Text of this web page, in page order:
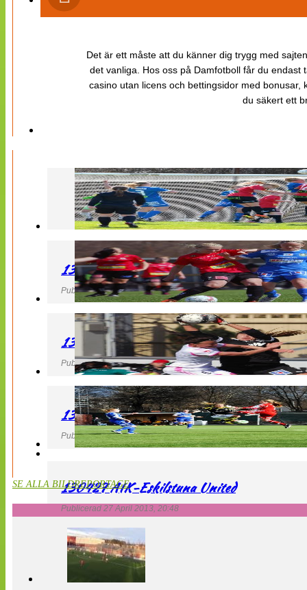
Det är ett måste att du känner dig trygg med
det vanliga. Hos oss på Damfotboll får du
casino utan licens och bettingsidor med
du säkert ett
130427 LB 07 – QBIK
Publicerad 27 April 2013, 22:40
130427 IF Limhamn Bunkeflo – QBIK
Publicerad 27 April 2013, 21:10
130427 LdB FC Malmö – Mallbackens IF
Publicerad 27 April 2013, 20:54
130427 AIK-Eskilstuna United
Publicerad 27 April 2013, 20:48
SE ALLA BILDREPORTAGE